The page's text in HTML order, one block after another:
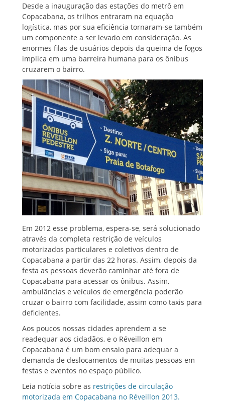
Desde a inauguração das estações do metrô em
Copacabana, os trilhos entraram na equação
logística, mas por sua eficiência tornaram-se também
um componente a ser levado em consideração. As
enormes filas de usuários depois da queima de fogos
implica em uma barreira humana para os ônibus
cruzarem o bairro.
Em 2012 esse problema, espera-se, será solucionado
através da completa restrição de veículos
motorizados particulares e coletivos dentro de
Copacabana a partir das 22 horas. Assim, depois da
festa as pessoas deverão caminhar até fora de
Copacabana para acessar os ônibus. Assim,
ambulâncias e veículos de emergência poderão
cruzar o bairro com facilidade, assim como taxis para
deficientes.
Aos poucos nossas cidades aprendem a se
readequar aos cidadãos, e o Réveillon em
Copacabana é um bom ensaio para adequar a
demanda de deslocamentos de muitas pessoas em
festas e eventos no espaço público.
Leia notícia sobre as restrições de circulação
motorizada em Copacabana no Réveillon 2013.